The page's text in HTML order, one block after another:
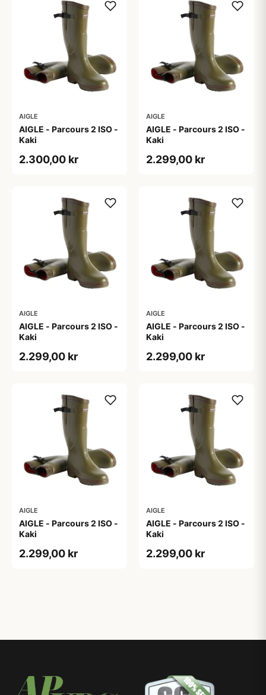
AIGLE
AIGLE - Parcours 2 ISO -
Kaki
2.300,00 kr
AIGLE
AIGLE - Parcours 2 ISO -
Kaki
2.299,00 kr
AIGLE
AIGLE - Parcours 2 ISO -
Kaki
2.299,00 kr
AIGLE
AIGLE - Parcours 2 ISO -
Kaki
2.299,00 kr
AIGLE
AIGLE - Parcours 2 ISO -
Kaki
2.299,00 kr
AIGLE
AIGLE - Parcours 2 ISO -
Kaki
2.299,00 kr